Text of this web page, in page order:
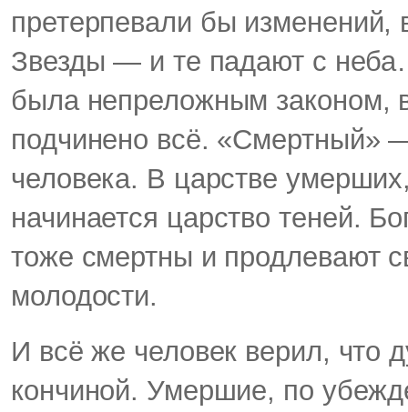
претерпевали бы изменений,
Звезды — и те падают с
была непреложным законом,
подчинено всё. «Смертный»
человека. В царстве
начинается царство теней.
тоже смертны и продлевают
молодости.
И всё же человек верил, что
кончиной. Умершие, по